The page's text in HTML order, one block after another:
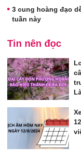
3 cung hoàng đạo
tuần này
Tin nên đọc